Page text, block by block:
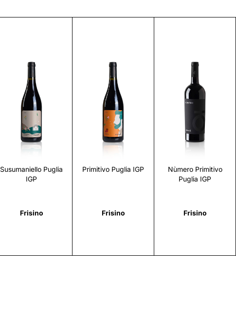
Susumaniello Puglia
IGP
Frisino
Scopri
Primitivo Puglia IGP
Frisino
Scopri
Nùmero Primitivo
Puglia IGP
Frisino
Scopri